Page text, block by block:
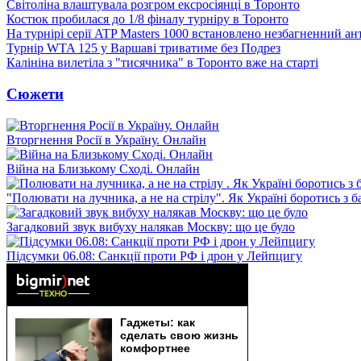
Світоліна влаштувала розгром ексросіянці в Торонто
Костюк пробилася до 1/8 фіналу турніру в Торонто
На турнірі серії ATP Masters 1000 встановлено незбагненний
Турнір WTA 125 у Варшаві триватиме без Подрез
Калініна вилетіла з "тисячника" в Торонто вже на старті
Сюжети
Вторгнення Росії в Україну. Онлайн
Війна на Близькому Сході. Онлайн
"Полювати на лучника, а не на стрілу". Як Україні боротись з
Загадковий звук вибуху налякав Москву: що це було
Підсумки 06.08: Санкції проти РФ і дрон у Лейпцигу